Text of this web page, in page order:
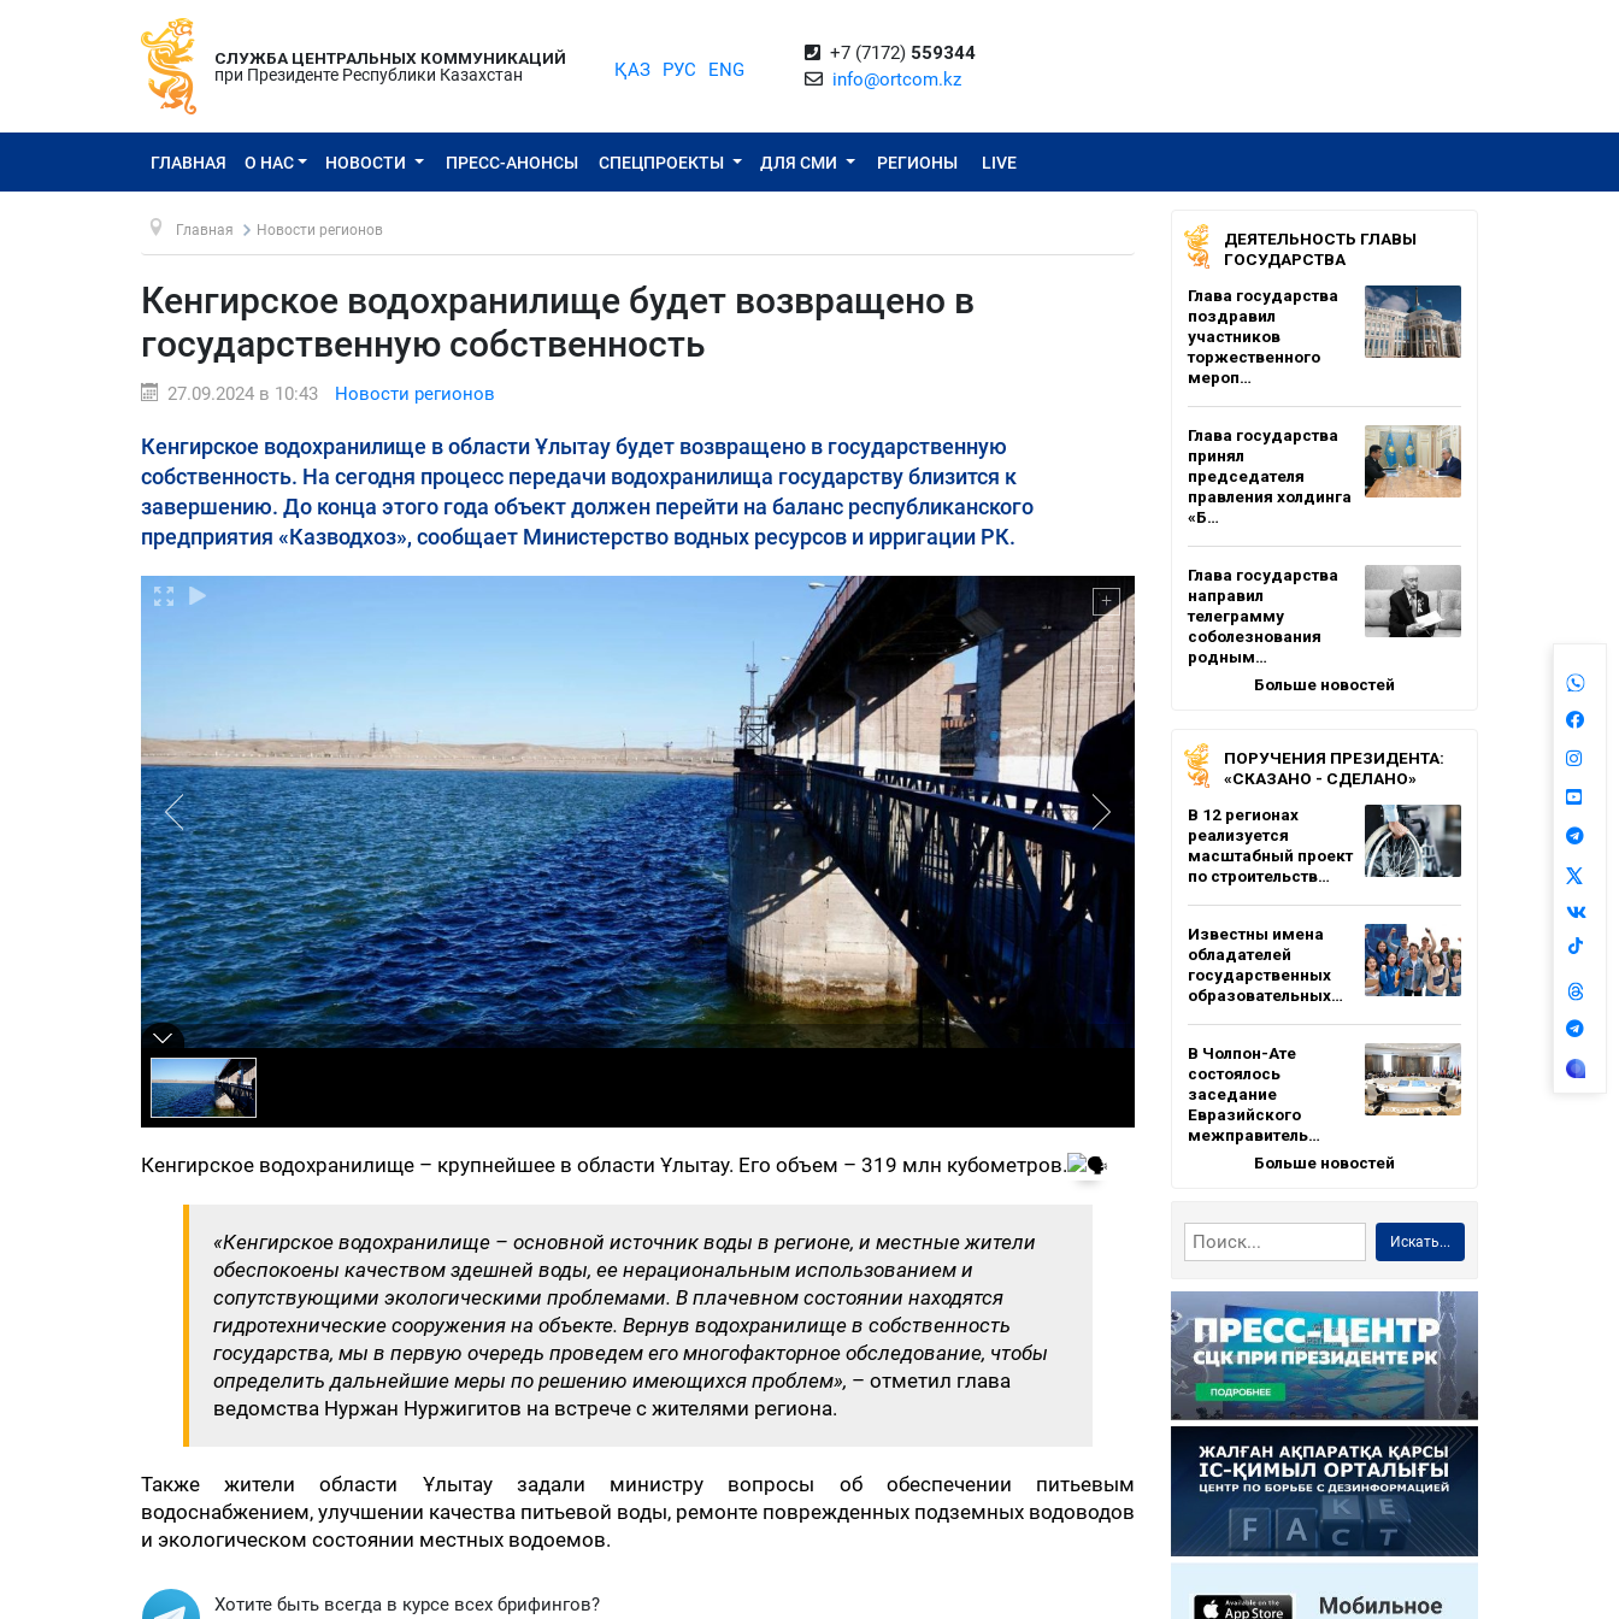
СЛУЖБА ЦЕНТРАЛЬНЫХ КОММУНИКАЦИЙ
при Президенте Республики Казахстан
ҚАЗ РУС ENG
+7 (7172) 559344
info@ortcom.kz
ГЛАВНАЯ О НАС НОВОСТИ ПРЕСС-АНОНСЫ СПЕЦПРОЕКТЫ ДЛЯ СМИ РЕГИОНЫ LIVE
Главная Новости регионов
Кенгирское водохранилище будет возвращено в
государственную собственность
27.09.2024 в 10:43 Новости регионов
Кенгирское водохранилище в области Ұлытау будет возвращено в государственную
собственность. На сегодня процесс передачи водохранилища государству близится к
завершению. До конца этого года объект должен перейти на баланс республиканского
предприятия «Казводхоз», сообщает Министерство водных ресурсов и ирригации РК.
Кенгирское водохранилище – крупнейшее в области Ұлытау. Его объем – 319 млн кубометров.
«Кенгирское водохранилище – основной источник воды в регионе, и местные жители
обеспокоены качеством здешней воды, ее нерациональным использованием и
сопутствующими экологическими проблемами. В плачевном состоянии находятся
гидротехнические сооружения на объекте. Вернув водохранилище в собственность
государства, мы в первую очередь проведем его многофакторное обследование, чтобы
определить дальнейшие меры по решению имеющихся проблем», – отметил глава
ведомства Нуржан Нуржигитов на встрече с жителями региона.
Также жители области Ұлытау задали министру вопросы об обеспечении питьевым
водоснабжением, улучшении качества питьевой воды, ремонте поврежденных подземных водоводов
и экологическом состоянии местных водоемов.
Хотите быть всегда в курсе всех брифингов?
ДЕЯТЕЛЬНОСТЬ ГЛАВЫ
ГОСУДАРСТВА
Глава государства
поздравил
участников
торжественного
мероп…
Глава государства
принял
председателя
правления холдинга
«Б…
Глава государства
направил
телеграмму
соболезнования
родным…
Больше новостей
ПОРУЧЕНИЯ ПРЕЗИДЕНТА:
«СКАЗАНО - СДЕЛАНО»
В 12 регионах
реализуется
масштабный проект
по строительств…
Известны имена
обладателей
государственных
образовательных…
В Чолпон-Ате
состоялось
заседание
Евразийского
межправитель…
Больше новостей
Искать...